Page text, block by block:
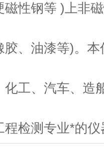
性钢等 )上非
、油漆等)。
化工、汽车、造
检测专业*的仪